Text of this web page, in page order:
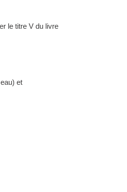
le titre V du livre
et